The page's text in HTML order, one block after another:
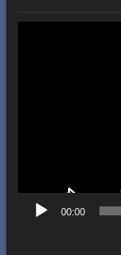
00:00